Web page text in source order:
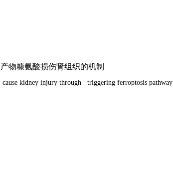
物糠氨酸损伤肾组织的机制
kidney injury through triggering ferroptosis pathway